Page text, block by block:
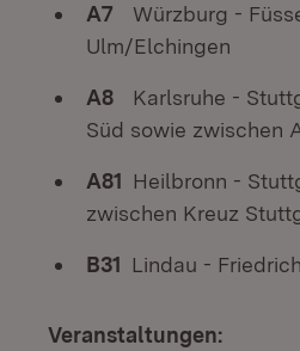
A7 Würzburg -
Ulm/Elchingen
A8 Karlsruhe -
Süd sowie zwischen
A81 Heilbronn -
zwischen Kreuz
B31 Lindau -
Veranstaltungen: